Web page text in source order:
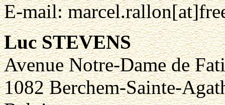
E-mail:
Luc STEVENS
Avenue Notre-Dame de
1082 Berchem-Sainte-